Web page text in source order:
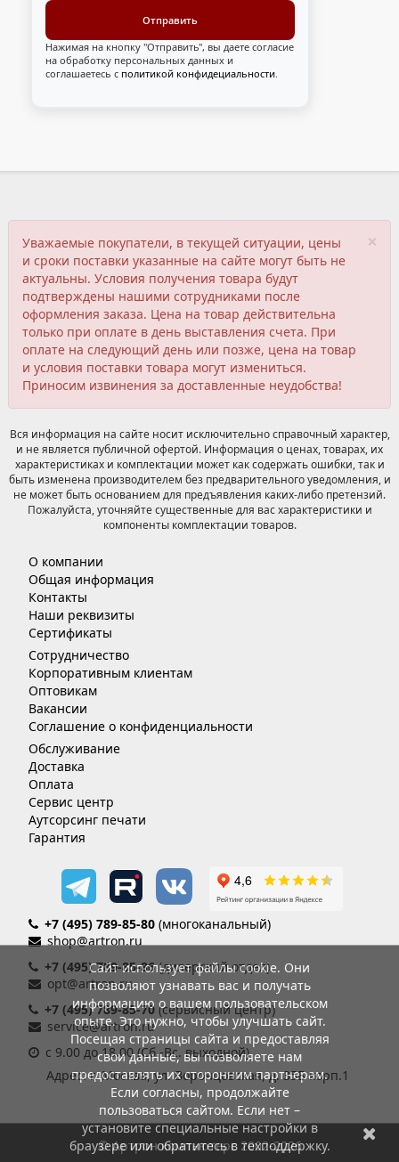
Нажимая на кнопку "Отправить", вы даете согласие
на обработку персональных данных и
соглашаетесь с политикой конфидециальности.
×
Уважаемые покупатели, в текущей ситуации, цены
и сроки поставки указанные на сайте могут быть не
актуальны. Условия получения товара будут
подтверждены нашими сотрудниками после
оформления заказа. Цена на товар действительна
только при оплате в день выставления счета. При
оплате на следующий день или позже, цена на товар
и условия поставки товара могут измениться.
Приносим извинения за доставленные неудобства!
Вся информация на сайте носит исключительно справочный характер,
и не является публичной офертой. Информация о ценах, товарах, их
характеристиках и комплектации может как содержать ошибки, так и
быть изменена производителем без предварительного уведомления, и
не может быть основанием для предъявления каких-либо претензий.
Пожалуйста, уточняйте существенные для вас характеристики и
компоненты комплектации товаров.
О компании
Общая информация
Контакты
Наши реквизиты
Сертификаты
Сотрудничество
Корпоративным клиентам
Оптовикам
Вакансии
Соглашение о конфиденциальности
Обслуживание
Доставка
Оплата
Сервис центр
Аутсорсинг печати
Гарантия
+7 (495) 789-85-80 (многоканальный)
shop@artron.ru
+7 (495) 789-85-86(дилерский отдел)
opt@artron.ru
+7 (495) 789-85-70 (сервисный центр)
service@artron.ru
с 9.00 до 18.00 (Сб.-Вс. выходной)
Адрес: г. Москва, ул. Воронцовская, д. 35Б корп.1
© Артрон компьютерс 2002-2026
Сайт использует файлы cookie. Они
позволяют узнавать вас и получать
информацию о вашем пользовательском
опыте. Это нужно, чтобы улучшать сайт.
Посещая страницы сайта и предоставляя
свои данные, вы позволяете нам
предоставлять их сторонним партнерам.
Если согласны, продолжайте
пользоваться сайтом. Если нет –
установите специальные настройки в
браузере или обратитесь в техподдержку.